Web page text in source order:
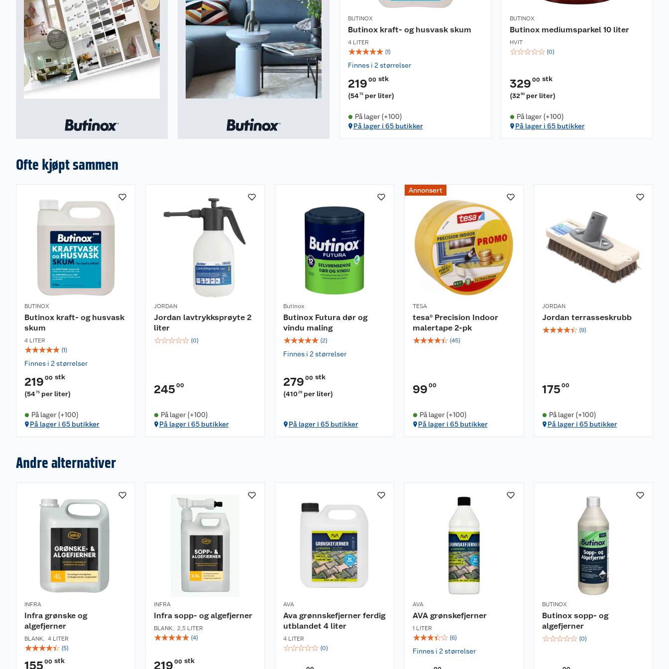
BUTINOX
Butinox kraft- og husvask skum
4 LITER
☆☆☆☆☆ (1)
Finnes i 2 størrelser
219 00 stk
(54 75 per liter)
På lager (+100)
På lager i 65 butikker
BUTINOX
Butinox mediumsparkel 10 liter
HVIT
☆☆☆☆☆ (0)
329 00 stk
(3290 per liter)
På lager (+100)
På lager i 65 butikker
Ofte kjøpt sammen
BUTINOX
Butinox kraft- og husvask
skum
4 LITER
☆☆☆☆☆ (1)
Finnes i 2 størrelser
219 00 stk
(54 75 per liter)
På lager (+100)
På lager i 65 butikker
JORDAN
Jordan lavtrykksprøyte 2
liter
☆☆☆☆☆ (0)
245 00
På lager (+100)
På lager i 65 butikker
Butinox
Butinox Futura dør og
vindu maling
☆☆☆☆☆ (2)
Finnes i 2 størrelser
279 00 stk
(41029 per liter)
På lager i 65 butikker
Annonsert
TESA
tesa® Precision Indoor
malertape 2-pk
☆☆☆☆☆ (45)
99 00
På lager (+100)
På lager i 65 butikker
JORDAN
Jordan terrasseskrubb
☆☆☆☆☆ (9)
175 00
På lager (+100)
På lager i 65 butikker
Andre alternativer
INFRA
Infra grønske og
algefjerner
BLANK, 4 LITER
☆☆☆☆☆ (5)
155 00 stk
INFRA
Infra sopp- og algefjerner
BLANK, 2,5 LITER
☆☆☆☆☆ (4)
219 00 stk
AVA
Ava grønnskefjerner ferdig
utblandet 4 liter
4 LITER
☆☆☆☆☆ (0)
AVA
AVA grønskefjerner
1 LITER
☆☆☆☆☆ (6)
Finnes i 2 størrelser
BUTINOX
Butinox sopp- og
algefjerner
☆☆☆☆☆ (0)